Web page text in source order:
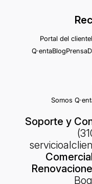
Portal del cliente
Q·entaBlogPrensa
Somos
Soporte y